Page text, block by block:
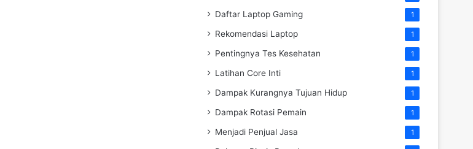
Daftar Laptop Gaming 1
Rekomendasi Laptop 1
Pentingnya Tes Kesehatan 1
Latihan Core Inti 1
Dampak Kurangnya Tujuan Hidup 1
Dampak Rotasi Pemain 1
Menjadi Penjual Jasa 1